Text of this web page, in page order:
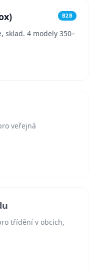
B2B
sklad. 4 modely 350–
veřejná
třídění v obcích,